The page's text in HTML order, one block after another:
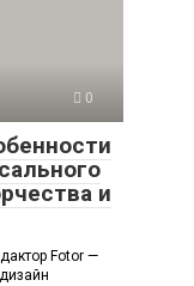
0
и
Fotor —